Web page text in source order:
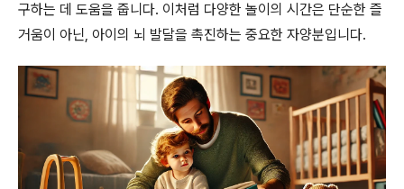
구하는 데 도움을 줍니다. 이처럼 다양한 놀이의 시간은 단순한 즐
거움이 아닌, 아이의 뇌 발달을 촉진하는 중요한 자양분입니다.